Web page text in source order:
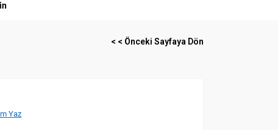
< < Önceki Sayfaya Dön
Yaz